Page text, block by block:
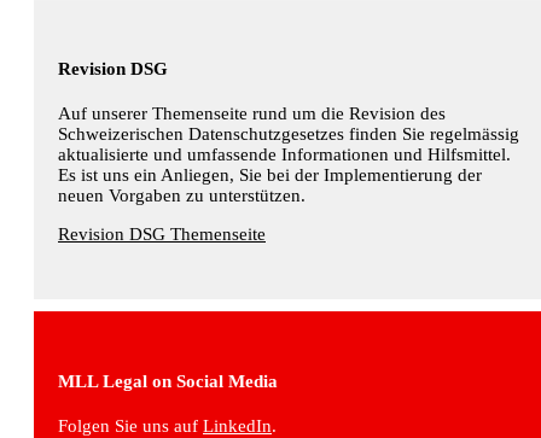
Revision DSG
Auf unserer Themenseite rund um die Revision des
Schweizerischen Datenschutzgesetzes finden Sie regelmässig
aktualisierte und umfassende Informationen und Hilfsmittel.
Es ist uns ein Anliegen, Sie bei der Implementierung der
neuen Vorgaben zu unterstützen.
Revision DSG Themenseite
MLL Legal on Social Media
Folgen Sie uns auf LinkedIn.